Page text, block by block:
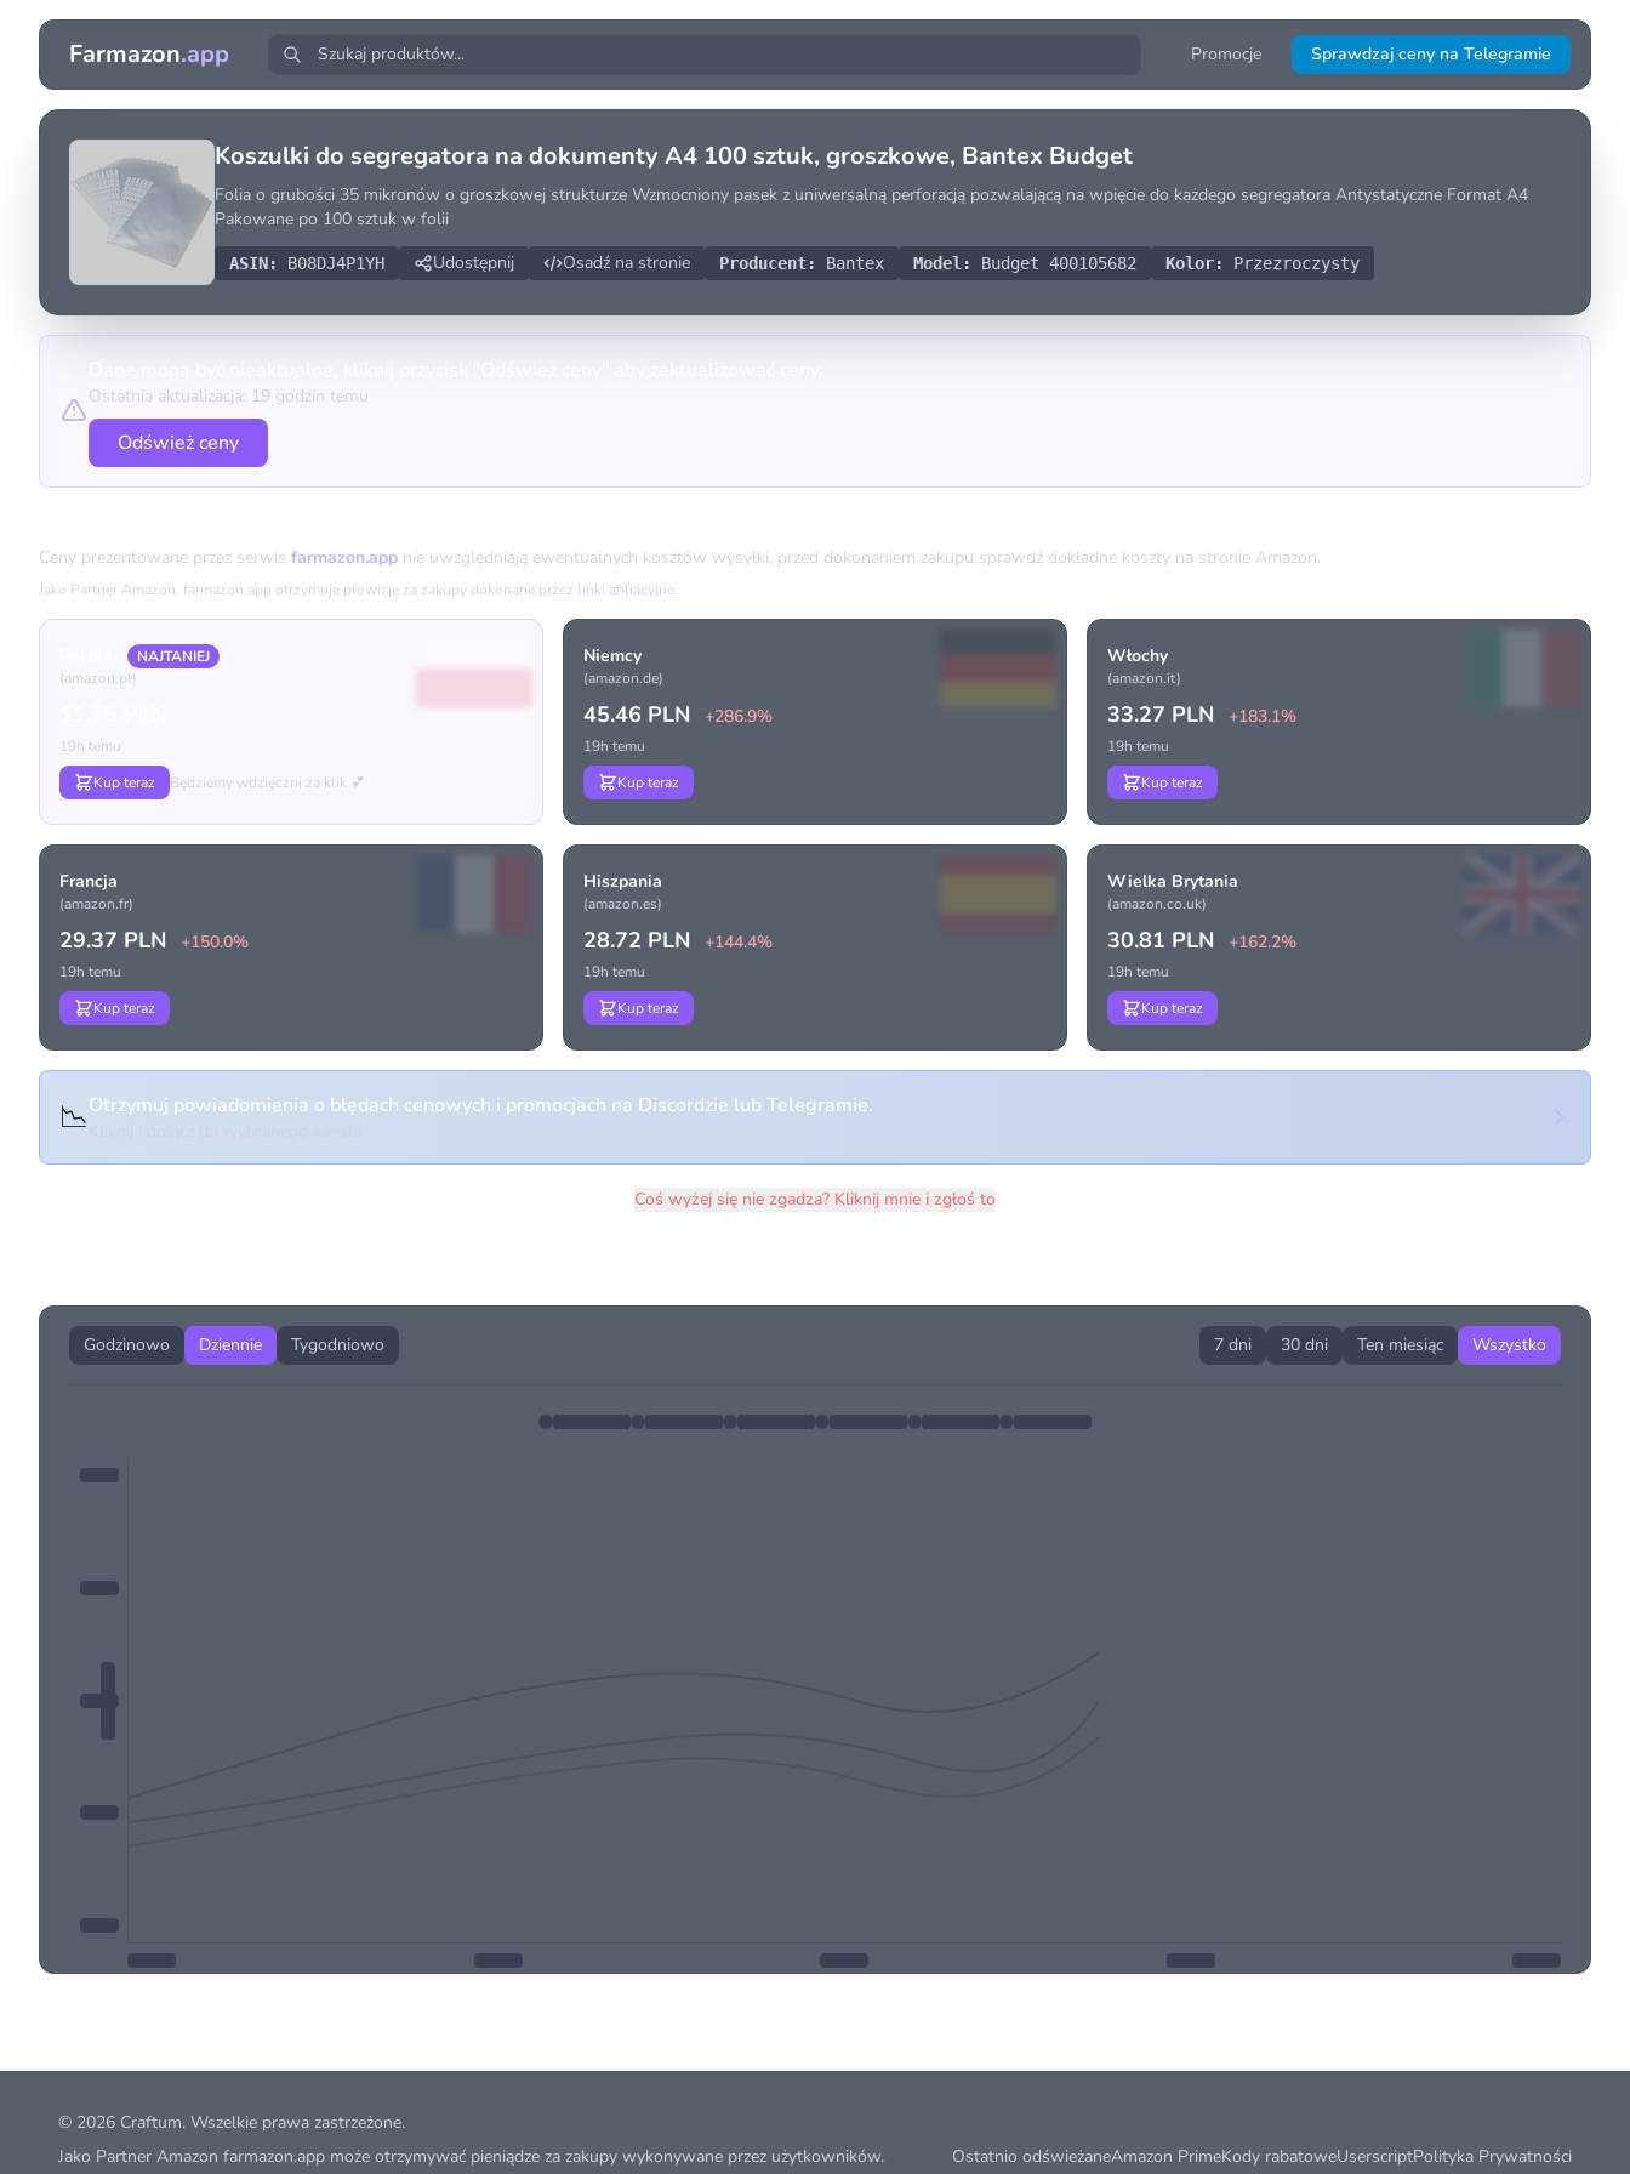
Farmazon.app Promocje Sprawdzaj ceny na Telegramie
Koszulki do segregatora na dokumenty A4 100 sztuk, groszkowe, Bantex Budget
Folia o grubości 35 mikronów o groszkowej strukturze Wzmocniony pasek z uniwersalną perforacją pozwalającą na wpięcie do każdego segregatora Antystatyczne Format A4
Pakowane po 100 sztuk w folii
ASIN: B08DJ4P1YH Udostępnij Osadź na stronie Producent: Bantex Model: Budget 400105682 Kolor: Przezroczysty
Ostatnia aktualizacja: 19 godzin temu
Odśwież ceny
Ceny prezentowane przez serwis farmazon.app nie uwzględniają ewentualnych kosztów wysyłki, przed dokonaniem zakupu sprawdź dokładne koszty na stronie Amazon.
Jako Partner Amazon, farmazon.app otrzymuje prowizję za zakupy dokonane przez linki afiliacyjne.
NAJTANIEJ
(amazon.pl)
19h temu
Kup teraz
Będziemy wdzięczni za klik 💕
Niemcy
(amazon.de)
45.46 PLN +286.9%
19h temu
Kup teraz
Włochy
(amazon.it)
33.27 PLN +183.1%
19h temu
Kup teraz
Francja
(amazon.fr)
29.37 PLN +150.0%
19h temu
Kup teraz
Hiszpania
(amazon.es)
28.72 PLN +144.4%
19h temu
Kup teraz
Wielka Brytania
(amazon.co.uk)
30.81 PLN +162.2%
19h temu
Kup teraz
📉Otrzymuj powiadomienia o błędach cenowych i promocjach na Discordzie lub Telegramie.
Coś wyżej się nie zgadza? Kliknij mnie i zgłoś to
Godzinowo Dziennie Tygodniowo 7 dni 30 dni Ten miesiąc Wszystko
© 2026 Craftum. Wszelkie prawa zastrzeżone.
Jako Partner Amazon farmazon.app może otrzymywać pieniądze za zakupy wykonywane przez użytkowników.
Ostatnio odświeżaneAmazon PrimeKody rabatoweUserscriptPolityka Prywatności